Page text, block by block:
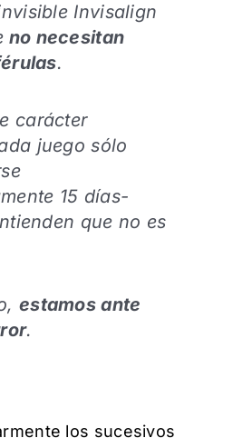
Invisalign
no necesitan
.
carácter
juego sólo
15 días-
que no es
estamos ante
.
los sucesivos